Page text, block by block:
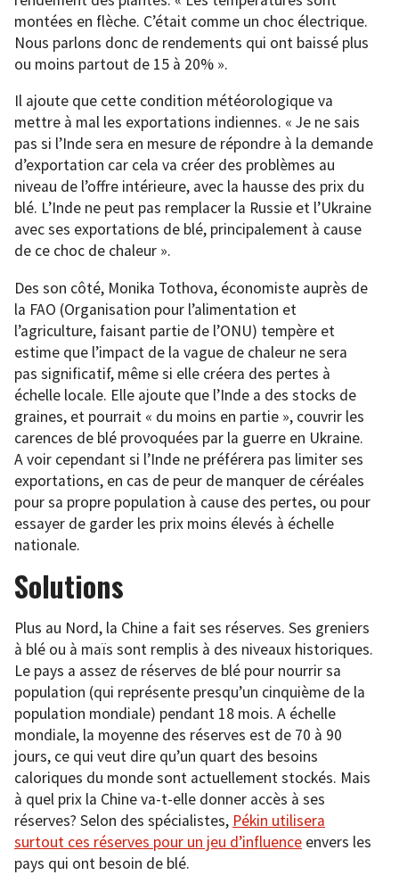
montées en flèche. C’était comme un choc électrique.
Nous parlons donc de rendements qui ont baissé plus
ou moins partout de 15 à 20% ».
Il ajoute que cette condition météorologique va
mettre à mal les exportations indiennes. « Je ne sais
pas si l’Inde sera en mesure de répondre à la demande
d’exportation car cela va créer des problèmes au
niveau de l’offre intérieure, avec la hausse des prix du
blé. L’Inde ne peut pas remplacer la Russie et l’Ukraine
avec ses exportations de blé, principalement à cause
de ce choc de chaleur ».
Des son côté, Monika Tothova, économiste auprès de
la FAO (Organisation pour l’alimentation et
l’agriculture, faisant partie de l’ONU) tempère et
estime que l’impact de la vague de chaleur ne sera
pas significatif, même si elle créera des pertes à
échelle locale. Elle ajoute que l’Inde a des stocks de
graines, et pourrait « du moins en partie », couvrir les
carences de blé provoquées par la guerre en Ukraine.
A voir cependant si l’Inde ne préférera pas limiter ses
exportations, en cas de peur de manquer de céréales
pour sa propre population à cause des pertes, ou pour
essayer de garder les prix moins élevés à échelle
nationale.
Solutions
Plus au Nord, la Chine a fait ses réserves. Ses greniers
à blé ou à maïs sont remplis à des niveaux historiques.
Le pays a assez de réserves de blé pour nourrir sa
population (qui représente presqu’un cinquième de la
population mondiale) pendant 18 mois. A échelle
mondiale, la moyenne des réserves est de 70 à 90
jours, ce qui veut dire qu’un quart des besoins
caloriques du monde sont actuellement stockés. Mais
à quel prix la Chine va-t-elle donner accès à ses
réserves? Selon des spécialistes, Pékin utilisera
surtout ces réserves pour un jeu d’influence envers les
pays qui ont besoin de blé.